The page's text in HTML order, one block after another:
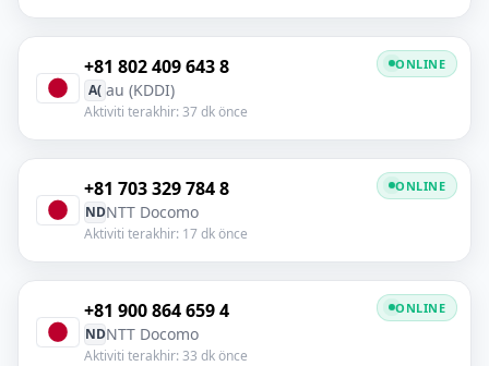
+81 802 409 643 8
A( au (KDDI)
Aktiviti terakhir: 37 dk önce
ONLINE
+81 703 329 784 8
NDNTT Docomo
Aktiviti terakhir: 17 dk önce
ONLINE
+81 900 864 659 4
NDNTT Docomo
Aktiviti terakhir: 33 dk önce
ONLINE